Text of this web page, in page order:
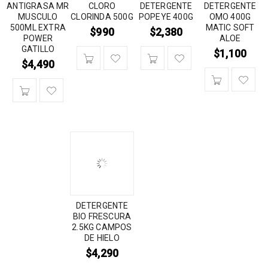
ANTIGRASA MR
MUSCULO
500ML EXTRA
POWER
GATILLO
$4,490
CLORO
CLORINDA 500G
$990
DETERGENTE
POPEYE 400G
$2,380
DETERGENTE
OMO 400G
MATIC SOFT
ALOE
$1,100
DETERGENTE
BIO FRESCURA
2.5KG CAMPOS
DE HIELO
$4,290